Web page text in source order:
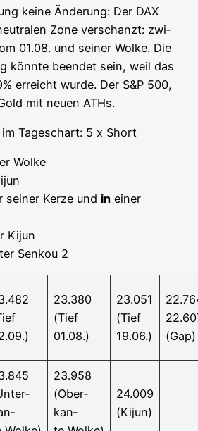
kei­ne Ände­rung: Der DAX
Zone ver­schanzt: zwi­
01.08. und sei­ner Wol­ke. Die
könn­te been­det sein, weil das
erreicht wur­de. Der S&P 500,
mit neu­en ATHs.
Tages­chart: 5 x Short
Wolke
sei­ner Ker­ze und in einer
Kijun
Sen­kou 2
23.380
(Tief
01.08.)
23.051
(Tief
19.06.)
(Gap)
23.958
(Ober­
kan­
24.009
(Kijun)